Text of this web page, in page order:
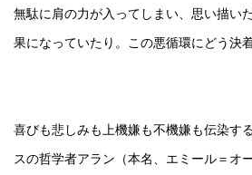
無駄に肩の力が入ってしまい、思い描い
果になっていたり。この悪循環にどう決
喜びも悲しみも上機嫌も不機嫌も伝染す
スの哲学者アラン（本名、エミール＝オ